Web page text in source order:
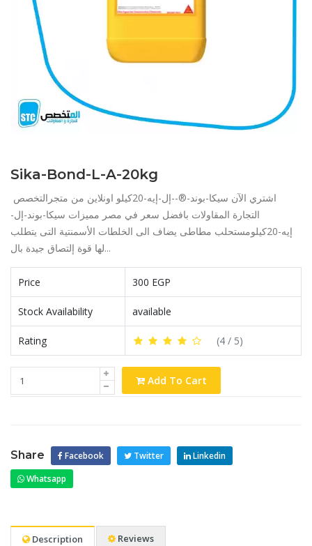
Sika-Bond-L-A-20kg
التجارة المقاولات بافضل سعر في مصر مميزات سيكا-بوند-إل-
إيه-20كيلومستحلب مطاطى يضاف الى الخلطات الأسمنتية التى يتطلب
لها قوة إلتصاق جيدة بال...
Price 300 EGP
Stock Availability available
Rating (4 / 5)
Add To Cart
Share Facebook Twitter
Linkedin
Whatsapp
Description Reviews